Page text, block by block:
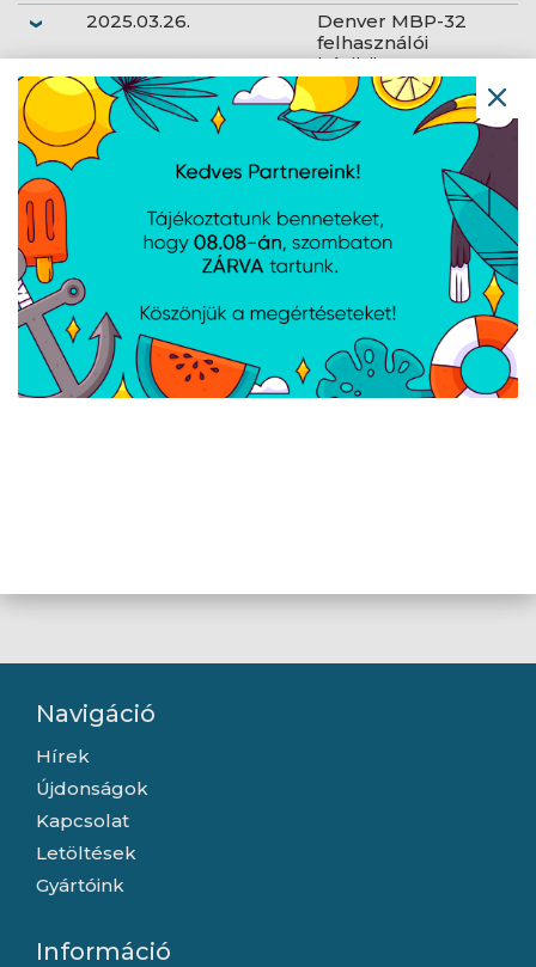
2025.03.26.
Denver MBP-32
felhasználói
kézikönyv
AJÁNLATUNKBÓL
Navigáció
Hírek
Újdonságok
Kapcsolat
Letöltések
Gyártóink
Információ